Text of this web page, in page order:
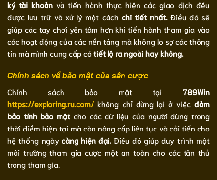
ký tài khoảnvà tiến hành thực hiện các giao dịch đều
được lưu trữ và xử lý một cách chi tiết nhất. Điều đó sẽ
giúp các tay chơi yên tâm hơn khi tiến hành tham gia vào
các hoạt động của các nền tảng mà không lo sợ các thông
tin mà mình cung cấp cótiết lộ ra ngoài hay không.
Chính sách về bảo mật của sân cược
Chính sách bảo mật tại 789Win
https://exploring.ru.com/không chỉ dừng lại ở việcđảm
bảo tính bảo mật cho các dữ liệu của người dùng trong
thời điểm hiện tại mà còn nâng cấp liên tục và cải tiến cho
hệ thống ngàycàng hiện đại. Điều đó giúp duy trình một
môi trường tham gia cược một an toàn cho các tân thủ
trong tham gia.